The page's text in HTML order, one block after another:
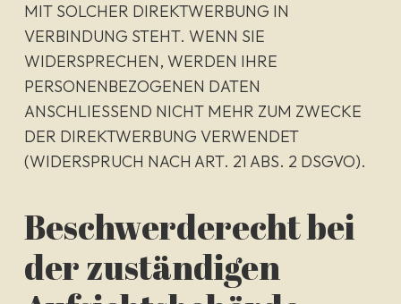
MIT SOLCHER DIREKTWERBUNG IN
VERBINDUNG STEHT. WENN SIE
WIDERSPRECHEN, WERDEN IHRE
PERSONENBEZOGENEN DATEN
ANSCHLIESSEND NICHT MEHR ZUM ZWECKE
DER DIREKTWERBUNG VERWENDET
(WIDERSPRUCH NACH ART. 21 ABS. 2 DSGVO).
Beschwerde­recht bei
der zuständigen